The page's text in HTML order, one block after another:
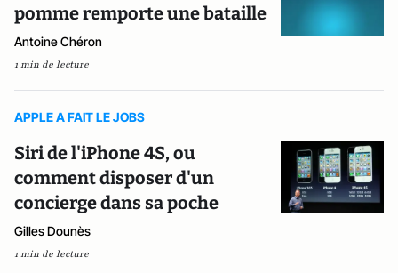
pomme remporte une bataille
Antoine Chéron
1 min de lecture
APPLE A FAIT LE JOBS
Siri de l'iPhone 4S, ou
comment disposer d'un
concierge dans sa poche
Gilles Dounès
1 min de lecture